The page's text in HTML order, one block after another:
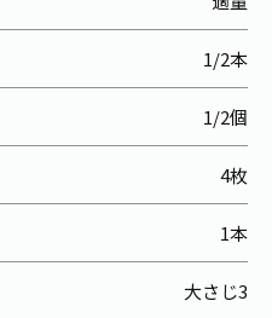
1/2本
1/2個
4枚
1本
大さじ3